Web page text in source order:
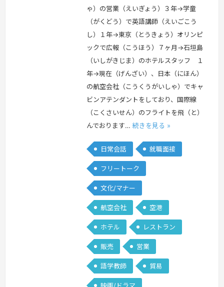
ゃ）の営業（えいぎょう）３年→学童
（がくどう）で英語講師（えいごこう
し）１年→東京（とうきょう）オリンピ
ックで広報（こうほう）７ヶ月→石垣島
（いしがきじま）のホテルスタッフ １
年→現在（げんざい）、日本（にほん）
の航空会社（こうくうがいしゃ）でキャ
ビンアテンダントをしており、国際線
（こくさいせん）のフライトを飛（と）
んでおります… 続きを見る »
日常会話 就職面接
フリートーク
文化/マナー
航空会社 空港
ホテル レストラン
販売 営業
語学教師 貿易